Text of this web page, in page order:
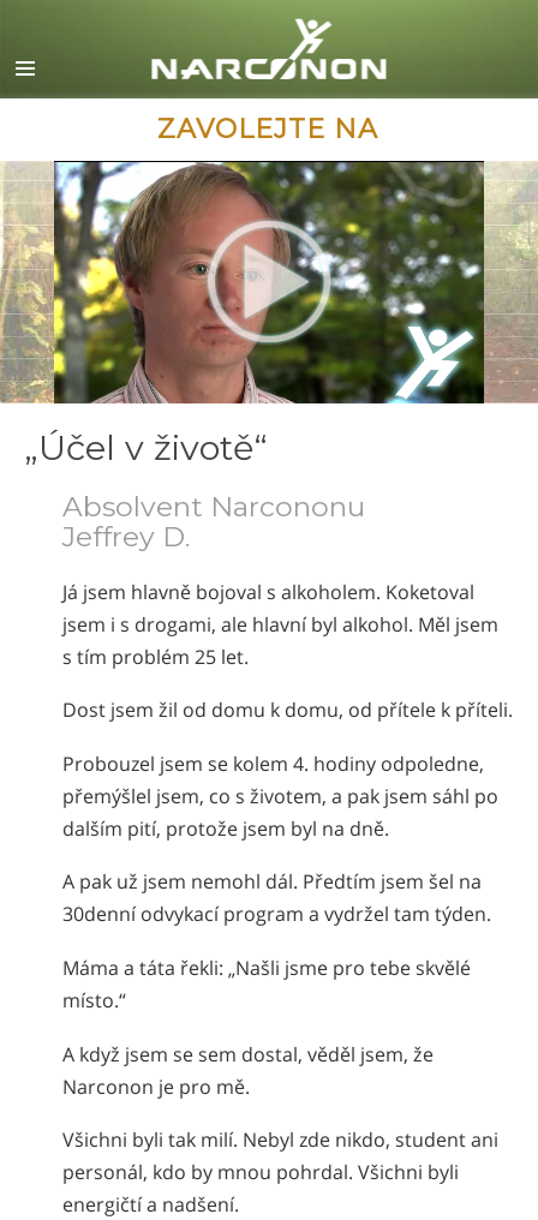
English
Dansk
Deutsch
Ελληνικά (Greek)
Español
Français
Hebrew
Magyar
Italiano
Nederlands
Portuguès
Русский (Russian)
繁體中文 (Chinese)
Arabic
Nepali
Čeština
Všechny oblasti/Jazyky
ZAVOLEJTE NA
„Účel v životě“
Absolvent Narcononu
Jeffrey D.
Já jsem hlavně bojoval s alkoholem. Koketoval
jsem i s drogami, ale hlavní byl alkohol. Měl jsem
s tím problém 25 let.
Dost jsem žil od domu k domu, od přítele k příteli.
Probouzel jsem se kolem 4. hodiny odpoledne,
přemýšlel jsem, co s životem, a pak jsem sáhl po
dalším pití, protože jsem byl na dně.
A pak už jsem nemohl dál. Předtím jsem šel na
30denní odvykací program a vydržel tam týden.
Máma a táta řekli: „Našli jsme pro tebe skvělé
místo.“
A když jsem se sem dostal, věděl jsem, že
Narconon je pro mě.
Všichni byli tak milí. Nebyl zde nikdo, student ani
personál, kdo by mnou pohrdal. Všichni byli
energičtí a nadšení.